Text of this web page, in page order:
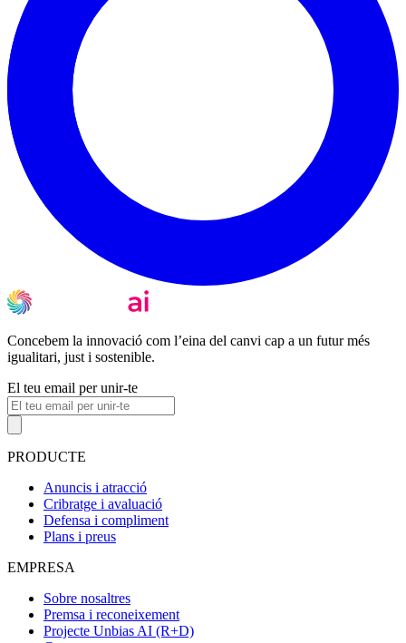
Concebem la innovació com l’eina del canvi cap a un futur més
igualitari, just i sostenible.
El teu email per unir-te
PRODUCTE
Anuncis i atracció
Cribratge i avaluació
Defensa i compliment
Plans i preus
EMPRESA
Sobre nosaltres
Premsa i reconeixement
Projecte Unbias AI (R+D)